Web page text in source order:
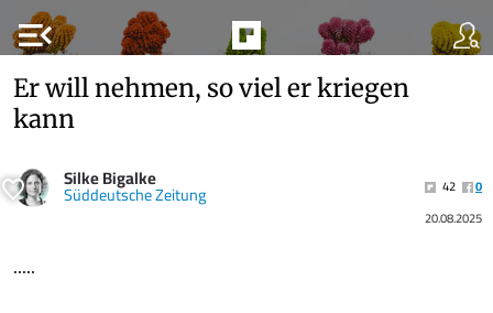
menu_open
Er will nehmen, so viel er kriegen
kann
Silke Bigalke
Süddeutsche Zeitung 42
0
20.08.2025
.....